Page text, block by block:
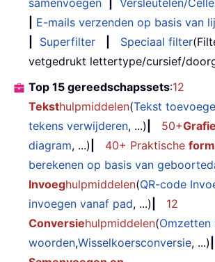
samenvoegen
Versleutelen/
E-mails verzenden op basis van
Superfilter Speciaal filter
vetgedrukt lettertype/cursief/
Top 15 gereedschapssets:12
Teksthulpmiddelen(Tekst
tekens verwijderen, ...) 50+
diagram, ...) 40+ Praktische
berekenen op basis van
Invoeghulpmiddelen(QR-code
invoegen vanaf pad, ...)
12
Conversiehulpmiddelen(Omzetten
woorden,Wisselkoersconversie, ...)